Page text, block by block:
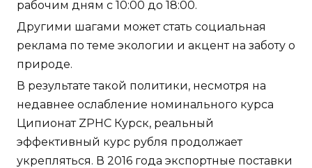
рабочим дням с 10:00 до 18:00.
Другими шагами может стать социальная
реклама по теме экологии и акцент на заботу о
природе.
В результате такой политики, несмотря на
недавнее ослабление номинального курса
Ципионат ZPHC Курск, реальный
эффективный курс рубля продолжает
укрепляться. В 2016 года экспортные поставки